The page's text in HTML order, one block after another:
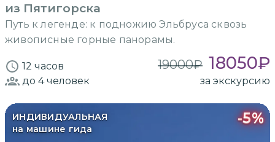
из Пятигорска
Путь к легенде: к подножию Эльбруса сквозь
живописные горные панорамы.
12 часов 19000₽ 18050₽
до 4человек за экскурсию
ИНДИВИДУАЛЬНАЯ
на машине гида
-5%